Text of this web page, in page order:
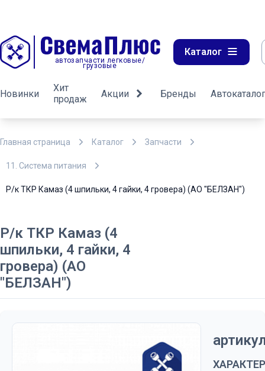
автозапчасти легковые/
грузовые
Каталог
Новинки
Хит
продаж
Акции Бренды Автокаталог
Главная страница Каталог Запчасти
11. Система питания
Р/к ТКР Камаз (4 шпильки, 4 гайки, 4 гровера) (АО "БЕЛЗАН")
Р/к ТКР Камаз (4
шпильки, 4 гайки, 4
гровера) (АО
"БЕЛЗАН")